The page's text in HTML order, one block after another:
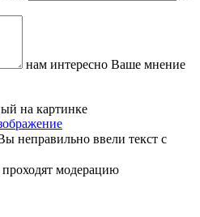
нам интересно Ваше мнение
на картинке
неправильно ввели текст с
модерацию